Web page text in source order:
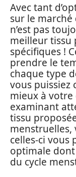
Avec tant
sur le
n’est pas
meilleur tissu
spécifiques !
prendre le
chaque type
vous puissiez
mieux à votre
examinant
tissu
menstruelles,
celles-ci
optimale
du cycle